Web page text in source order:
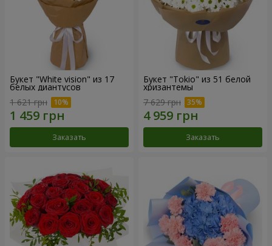
Букет "White vision" из 17
белых диантусов
1 621 грн
Заказать
Букет "Tokio" из 51 белой
хризантемы
7 629 грн
Заказать